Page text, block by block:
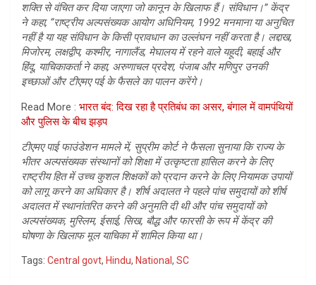
शक्ति से वंचित कर दिया जाएगा जो कानून के खिलाफ हैं। संविधान।” केंद्र
ने कहा, “राष्ट्रीय अल्पसंख्यक आयोग अधिनियम, 1992 मनमाना या अनुचित
नहीं है या यह संविधान के किसी प्रावधान का उल्लंघन नहीं करता है। लद्दाख,
मिजोरम, लक्षद्वीप, कश्मीर, नागालैंड, मेघालय में रहने वाले यहूदी, बहाई और
हिंदू, याचिकाकर्ता ने कहा, अरुणाचल प्रदेश, पंजाब और मणिपुर उनकी
इच्छाओं और टीएमए पई के फैसले का पालन करेंगे।
Read More : भारत बंद: दिख रहा है प्रतिबंध का असर, बंगाल में वामपंथियों
और पुलिस के बीच झड़प
टीएमए पाई फाउंडेशन मामले में, सुप्रीम कोर्ट ने फैसला सुनाया कि राज्य के
भीतर अल्पसंख्यक संस्थानों को शिक्षा में उत्कृष्टता हासिल करने के लिए
राष्ट्रीय हित में उच्च कुशल शिक्षकों को प्रदान करने के लिए नियामक उपायों
को लागू करने का अधिकार है। शीर्ष अदालत ने पहले पांच समुदायों को शीर्ष
अदालत में स्थानांतरित करने की अनुमति दी थी और पांच समुदायों को
अल्पसंख्यक, मुस्लिम, ईसाई, सिख, बौद्ध और फारसी के रूप में केंद्र की
घोषणा के खिलाफ मूल याचिका में शामिल किया था।
Tags: Central govt, Hindu, National , SC